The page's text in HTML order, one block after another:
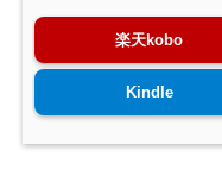
楽天kobo
Kindle